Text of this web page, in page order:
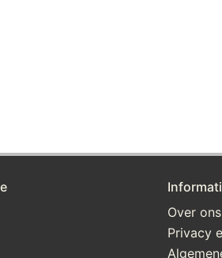
Over ons
Privacy